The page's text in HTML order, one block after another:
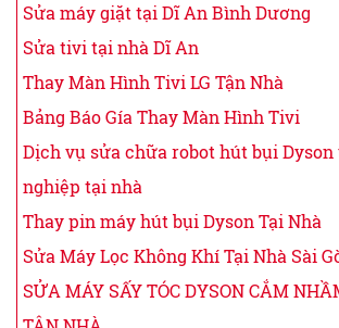
Sửa máy giặt tại Dĩ An Bình Dương
Sửa tivi tại nhà Dĩ An
Thay Màn Hình Tivi LG Tận Nhà
Bảng Báo Gía Thay Màn Hình Tivi
Dịch vụ sửa chữa robot hút bụi
nghiệp tại nhà
Thay pin máy hút bụi Dyson Tại Nhà
Sửa Máy Lọc Không Khí Tại Nhà Sài
SỬA MÁY SẤY TÓC DYSON CẮM